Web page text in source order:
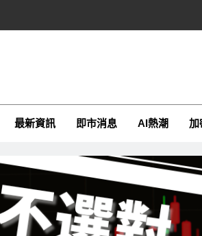
CFTime與你一同探索
最新資訊
即市消息 AI熱潮 加